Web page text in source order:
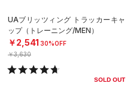
UAブリッツィング トラッカーキャ
ップ（トレーニング/MEN）
￥2,541 30%OFF
￥3,630
SOLD OUT